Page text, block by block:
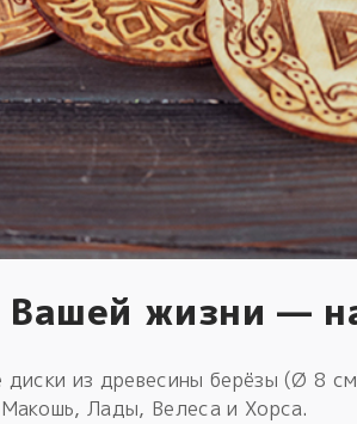
Вашей жизни —
из древесины берёзы (Ø 8
Лады, Велеса и Хорса.